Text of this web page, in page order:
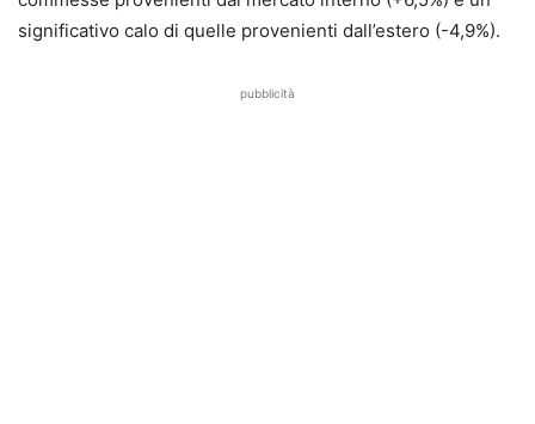
significativo calo di quelle provenienti dall’estero (-4,9%).
pubblicità